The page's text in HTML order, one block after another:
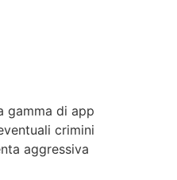
gamma di app
crimini
aggressiva